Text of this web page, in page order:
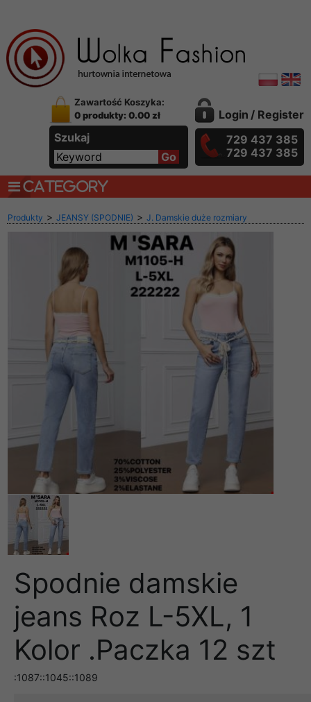
Zawartość Koszyka:
0 produkty: 0.00 zł
Szukaj
Login / Register
729 437 385
729 437 385
CATEGORY
Produkty > JEANSY (SPODNIE) > J. Damskie duże rozmiary
Spodnie damskie
jeans Roz L-5XL, 1
Kolor .Paczka 12 szt
:1087::1045::1089